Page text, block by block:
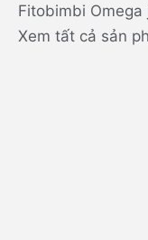
Fitobimbi Omega
Xem tất cả sản